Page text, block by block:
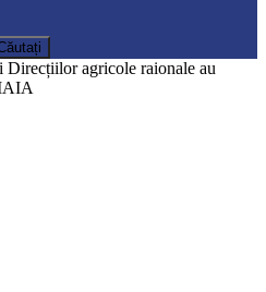
Direcțiilor agricole raionale au